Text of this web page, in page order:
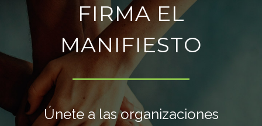
FIRMA EL
MANIFIESTO
Únete a las organizaciones